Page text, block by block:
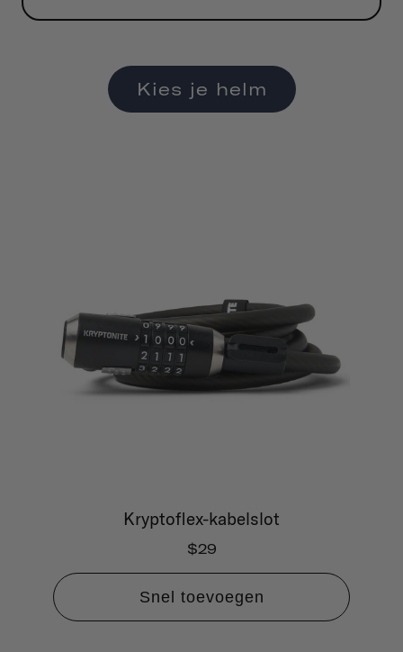
Kies je helm
Kryptoflex-kabelslot
$29
Snel toevoegen